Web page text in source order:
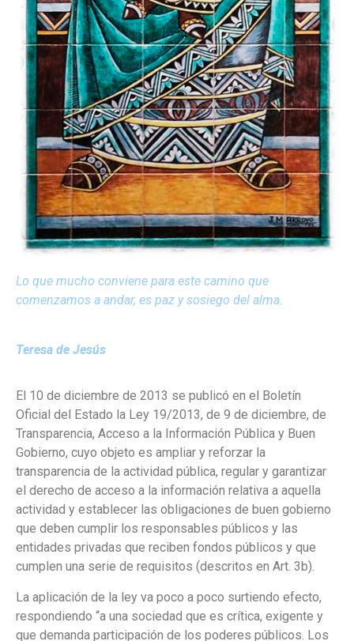
Lo que mucho conviene para este camino que
comenzamos a andar, es paz y sosiego del alma.
Teresa de Jesús
El 10 de diciembre de 2013 se publicó en el Boletín
Oficial del Estado la Ley 19/2013, de 9 de diciembre, de
Transparencia, Acceso a la Información Pública y Buen
Gobierno, cuyo objeto es ampliar y reforzar la
transparencia de la actividad pública, regular y garantizar
el derecho de acceso a la información relativa a aquella
actividad y establecer las obligaciones de buen gobierno
que deben cumplir los responsables públicos y las
entidades privadas que reciben fondos públicos y que
cumplen una serie de requisitos (descritos en Art. 3b).
La aplicación de la ley va poco a poco surtiendo efecto,
respondiendo “a una sociedad que es crítica, exigente y
que demanda participación de los poderes públicos. Los